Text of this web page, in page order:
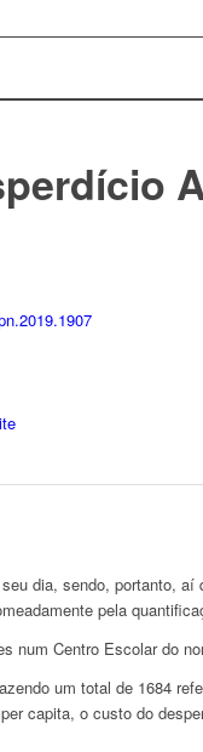
dia, sendo, portanto,
pela
num Centro Escolar do
um total de 1684
capita, o custo do